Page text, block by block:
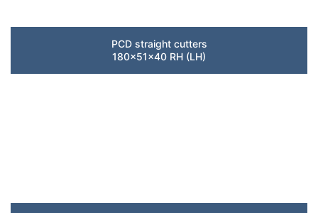
PCD straight cutters
180x51x40 RH (LH)